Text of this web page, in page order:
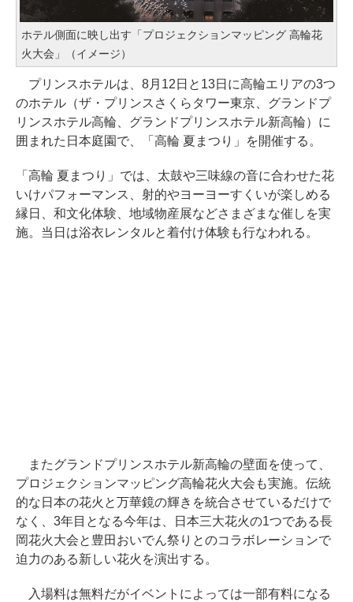
ホテル側面に映し出す「プロジェクションマッピング 高輪花
火大会」（イメージ）
プリンスホテルは、8月12日と13日に高輪エリアの3つ
のホテル（ザ・プリンスさくらタワー東京、グランドプ
リンスホテル高輪、グランドプリンスホテル新高輪）に
囲まれた日本庭園で、「高輪 夏まつり」を開催する。
「高輪 夏まつり」では、太鼓や三味線の音に合わせた花
いけパフォーマンス、射的やヨーヨーすくいが楽しめる
縁日、和文化体験、地域物産展などさまざまな催しを実
施。当日は浴衣レンタルと着付け体験も行なわれる。
またグランドプリンスホテル新高輪の壁面を使って、
プロジェクションマッピング高輪花火大会も実施。伝統
的な日本の花火と万華鏡の輝きを統合させているだけで
なく、3年目となる今年は、日本三大花火の1つである長
岡花火大会と豊田おいでん祭りとのコラボレーションで
迫力のある新しい花火を演出する。
入場料は無料だがイベントによっては一部有料になる